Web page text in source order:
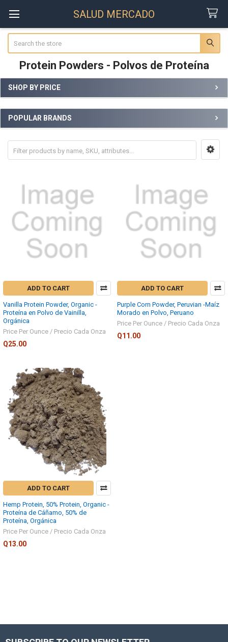
SALUD MERCADO
Protein Powders - Polvos de Proteína
Sidebar
SHOP BY PRICE
POPULAR BRANDS
ADD TO CART
Vanilla Protein Powder, Organic -
Proteína en Polvo de Vainilla,
Orgánica
Price Per Ounce / Precio Cada Onza
Q25.00
ADD TO CART
Purple Corn Powder, Peruvian -Maíz
Morado en Polvo, Peruano
Price Per Ounce / Precio Cada Onza
Q11.00
ADD TO CART
Hemp Protein, 50% Protein, Organic -
Proteína de Cáñamo, 50% de
Proteína, Orgánica
Price Per Ounce / Precio Cada Onza
Q13.00